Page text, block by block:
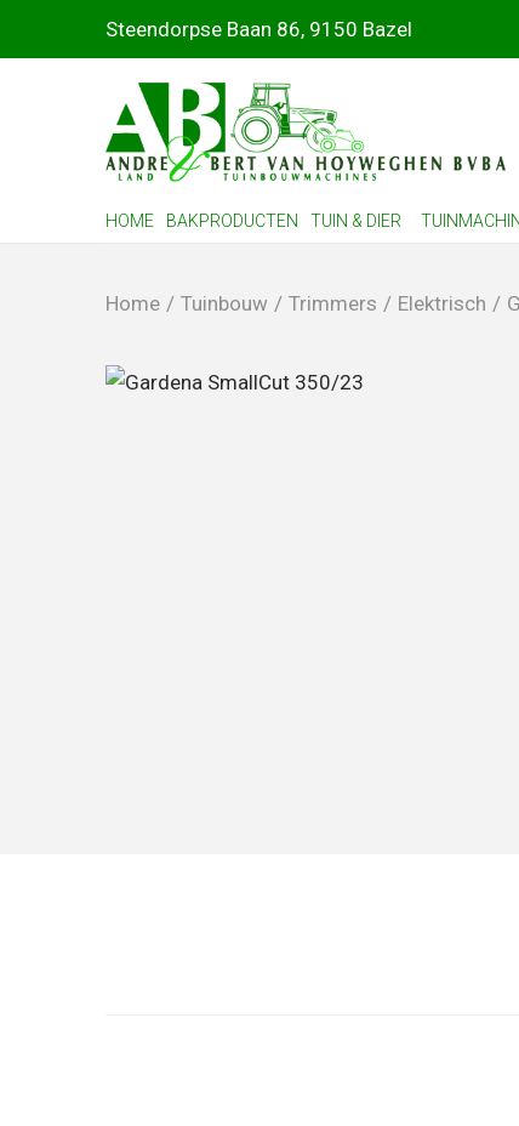
Steendorpse Baan 86, 9150 Bazel
HOME BAKPRODUCTEN TUIN & DIER
Home / Tuinbouw / Trimmers / Elektrisch /